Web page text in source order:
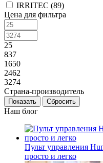
IRRITEC (89)
Цена для фильтра
25
837
1650
2462
3274
Страна-производитель
Сбросить
Наш блог
Пульт управления
просто и легко